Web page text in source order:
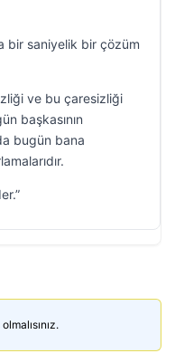
bir saniyelik bir çözüm
ve bu çaresizliği
başkasının
bugün bana